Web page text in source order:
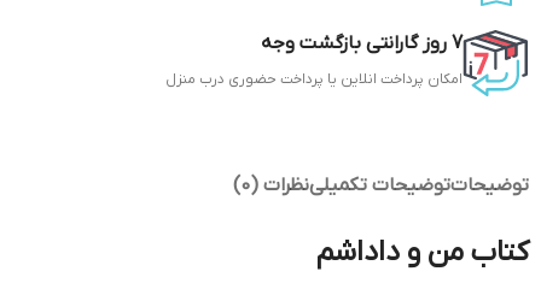
7 روز گارانتی بازگشت وجه
امکان پرداخت انلاین یا پرداخت حضوری درب منزل
توضیحاتتوضیحات تکمیلینظرات (0)
کتاب من و داداشم